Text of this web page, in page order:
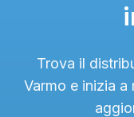
Trova il
Varmo e inizia